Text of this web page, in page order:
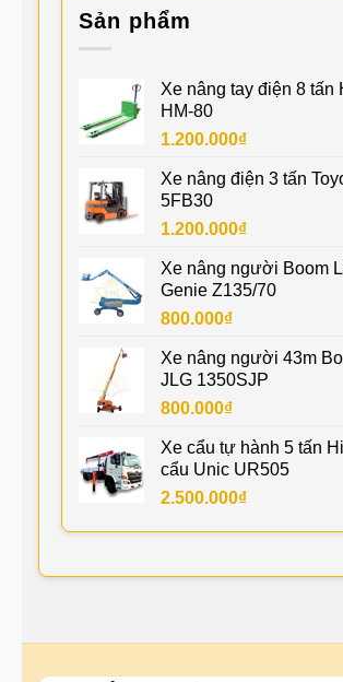
Sản phẩm
Xe nâng tay điện 8 tấn
HM-80
1.200.000₫
Xe nâng điện 3 tấn
5FB30
1.200.000₫
Xe nâng người Boom
Genie Z135/70
800.000₫
Xe nâng người 43m
JLG 1350SJP
800.000₫
Xe cẩu tự hành 5 tấn
cẩu Unic UR505
2.500.000₫